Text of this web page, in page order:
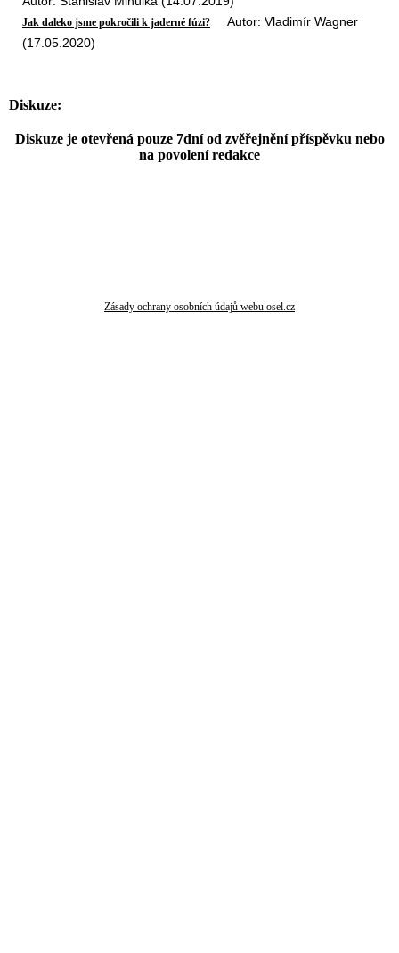
Jak daleko jsme pokročili k jaderné fúzi? Autor: Vladimír Wagner
(17.05.2020)
Diskuze:
Diskuze je otevřená pouze 7dní od zvěřejnění příspěvku nebo
na povolení redakce
Zásady ochrany osobních údajů webu osel.cz